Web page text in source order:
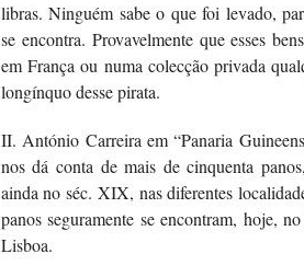
libras. Ninguém sabe o que foi levado,
se encontra. Provavelmente que esses
em França ou numa colecção privada
longínquo desse pirata.
II. António Carreira em “Panaria
nos dá conta de mais de cinquenta
ainda no séc. XIX, nas diferentes
panos seguramente se encontram, hoje,
Lisboa.